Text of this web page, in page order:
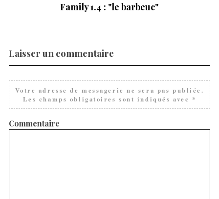
Family 1.4 : "le barbeuc"
Laisser un commentaire
Votre adresse de messagerie ne sera pas publiée.
Les champs obligatoires sont indiqués avec *
Commentaire